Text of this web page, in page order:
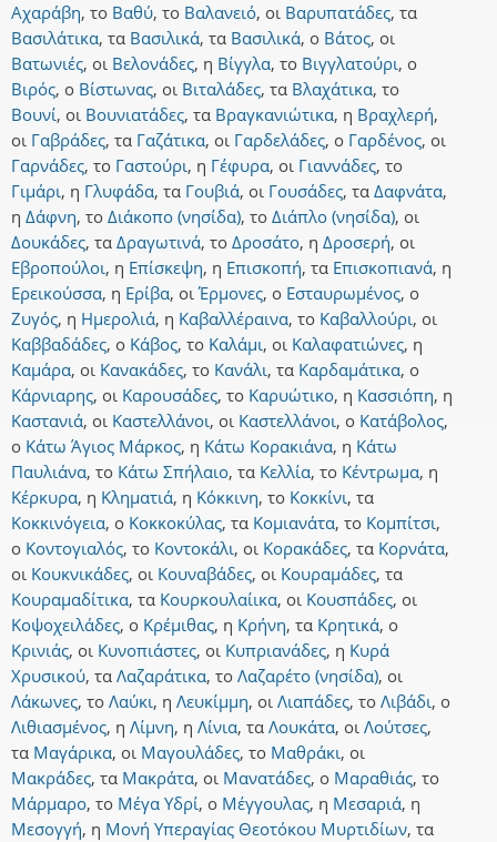
Αχαράβη, το Βαθύ, το Βαλανειό, οι Βαρυπατάδες, τα
Βασιλάτικα, τα Βασιλικά, τα Βασιλικά, ο Βάτος, οι
Βατωνιές, οι Βελονάδες, η Βίγγλα, το Βιγγλατούρι, ο
Βιρός, ο Βίστωνας, οι Βιταλάδες, τα Βλαχάτικα, το
Βουνί, οι Βουνιατάδες, τα Βραγκανιώτικα, η Βραχλερή,
οι Γαβράδες, τα Γαζάτικα, οι Γαρδελάδες, ο Γαρδένος, οι
Γαρνάδες, το Γαστούρι, η Γέφυρα, οι Γιαννάδες, το
Γιμάρι, η Γλυφάδα, τα Γουβιά, οι Γουσάδες, τα Δαφνάτα,
η Δάφνη, το Διάκοπο (νησίδα), το Διάπλο (νησίδα), οι
Δουκάδες, τα Δραγωτινά, το Δροσάτο, η Δροσερή, οι
Εβροπούλοι, η Επίσκεψη, η Επισκοπή, τα Επισκοπιανά, η
Ερεικούσσα, η Ερίβα, οι Έρμονες, ο Εσταυρωμένος, ο
Ζυγός, η Ημερολιά, η Καβαλλέραινα, το Καβαλλούρι, οι
Καββαδάδες, ο Κάβος, το Καλάμι, οι Καλαφατιώνες, η
Καμάρα, οι Κανακάδες, το Κανάλι, τα Καρδαμάτικα, ο
Κάρνιαρης, οι Καρουσάδες, το Καρυώτικο, η Κασσιόπη, η
Καστανιά, οι Καστελλάνοι, οι Καστελλάνοι, ο Κατάβολος,
ο Κάτω Άγιος Μάρκος, η Κάτω Κορακιάνα, η Κάτω
Παυλιάνα, το Κάτω Σπήλαιο, τα Κελλία, το Κέντρωμα, η
Κέρκυρα, η Κληματιά, η Κόκκινη, το Κοκκίνι, τα
Κοκκινόγεια, ο Κοκκοκύλας, τα Κομιανάτα, το Κομπίτσι,
ο Κοντογιαλός, το Κοντοκάλι, οι Κορακάδες, τα Κορνάτα,
οι Κουκνικάδες, οι Κουναβάδες, οι Κουραμάδες, τα
Κουραμαδίτικα, τα Κουρκουλαίικα, οι Κουσπάδες, οι
Κοψοχειλάδες, ο Κρέμιθας, η Κρήνη, τα Κρητικά, ο
Κρινιάς, οι Κυνοπιάστες, οι Κυπριανάδες, η Κυρά
Χρυσικού, τα Λαζαράτικα, το Λαζαρέτο (νησίδα), οι
Λάκωνες, το Λαύκι, η Λευκίμμη, οι Λιαπάδες, το Λιβάδι, ο
Λιθιασμένος, η Λίμνη, η Λίνια, τα Λουκάτα, οι Λούτσες,
τα Μαγάρικα, οι Μαγουλάδες, το Μαθράκι, οι
Μακράδες, τα Μακράτα, οι Μανατάδες, ο Μαραθιάς, το
Μάρμαρο, το Μέγα Υδρί, ο Μέγγουλας, η Μεσαριά, η
Μεσογγή, η Μονή Υπεραγίας Θεοτόκου Μυρτιδίων, τα